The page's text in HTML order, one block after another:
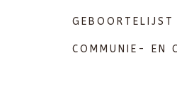
GEBOORTELIJST
COMMUNIE- EN